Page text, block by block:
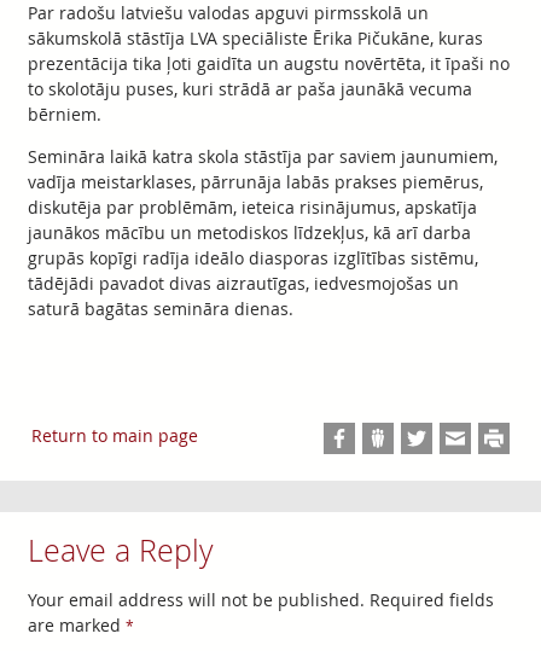
Par radošu latviešu valodas apguvi pirmsskolā un
sākumskolā stāstīja LVA speciāliste Ērika Pičukāne, kuras
prezentācija tika ļoti gaidīta un augstu novērtēta, it īpaši no
to skolotāju puses, kuri strādā ar paša jaunākā vecuma
bērniem.
Semināra laikā katra skola stāstīja par saviem jaunumiem,
vadīja meistarklases, pārrunāja labās prakses piemērus,
diskutēja par problēmām, ieteica risinājumus, apskatīja
jaunākos mācību un metodiskos līdzekļus, kā arī darba
grupās kopīgi radīja ideālo diasporas izglītības sistēmu,
tādējādi pavadot divas aizrautīgas, iedvesmojošas un
saturā bagātas semināra dienas.
Return to main page
Leave a Reply
Your email address will not be published. Required fields
are marked *